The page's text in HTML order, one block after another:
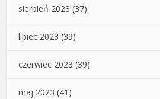
sierpień 2023 (37)
lipiec 2023 (39)
czerwiec 2023 (39)
maj 2023 (41)